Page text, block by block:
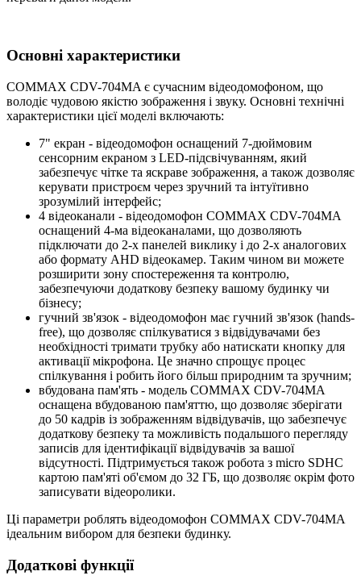
Основні характеристики
COMMAX CDV-704MA є сучасним відеодомофоном, що
володіє чудовою якістю зображення і звуку. Основні технічні
характеристики цієї моделі включають:
7" екран - відеодомофон оснащений 7-дюймовим
сенсорним екраном з LED-підсвічуванням, який
забезпечує чітке та яскраве зображення, а також дозволяє
керувати пристроєм через зручний та інтуїтивно
зрозумілий інтерфейс;
4 відеоканали - відеодомофон COMMAX CDV-704MA
оснащений 4-ма відеоканалами, що дозволяють
підключати до 2-х панелей виклику і до 2-х аналогових
або формату AHD відеокамер. Таким чином ви можете
розширити зону спостереження та контролю,
забезпечуючи додаткову безпеку вашому будинку чи
бізнесу;
гучний зв'язок - відеодомофон має гучний зв'язок (hands-
free), що дозволяє спілкуватися з відвідувачами без
необхідності тримати трубку або натискати кнопку для
активації мікрофона. Це значно спрощує процес
спілкування і робить його більш природним та зручним;
вбудована пам'ять - модель COMMAX CDV-704MA
оснащена вбудованою пам'яттю, що дозволяє зберігати
до 50 кадрів із зображенням відвідувачів, що забезпечує
додаткову безпеку та можливість подальшого перегляду
записів для ідентифікації відвідувачів за вашої
відсутності. Підтримується також робота з micro SDHC
картою пам'яті об'ємом до 32 ГБ, що дозволяє окрім фото
записувати відеоролики.
Ці параметри роблять відеодомофон COMMAX CDV-704MA
ідеальним вибором для безпеки будинку.
Додаткові функції